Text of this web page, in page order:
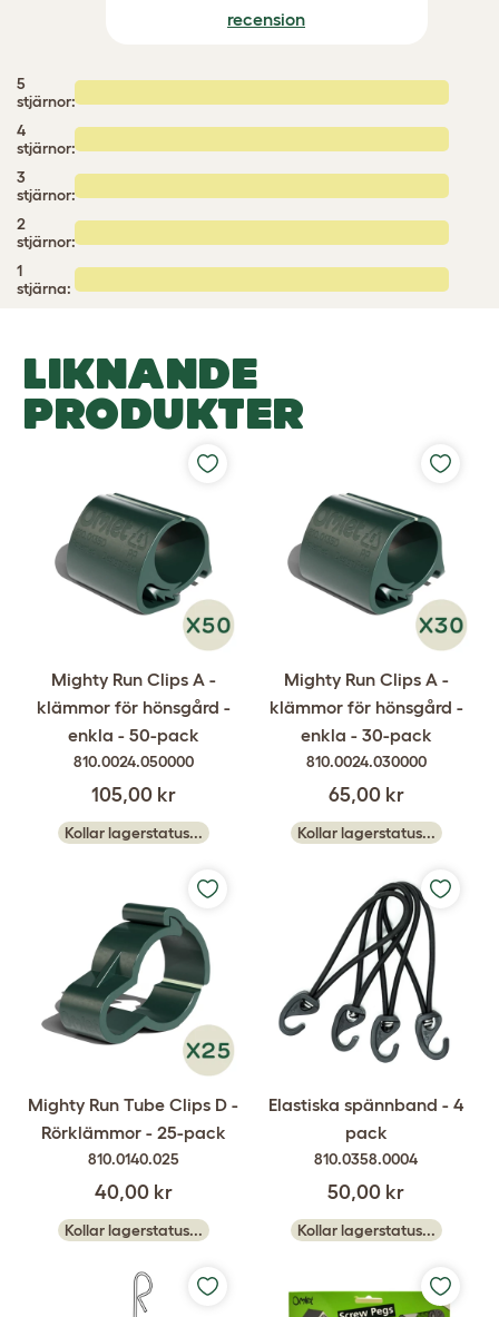
recension
5
stjärnor:
4
stjärnor:
3
stjärnor:
2
stjärnor:
1
stjärna:
LIKNANDE
PRODUKTER
Mighty Run Clips A -
klämmor för hönsgård -
enkla - 50-pack
810.0024.050000
105,00 kr
Kollar lagerstatus...
Mighty Run Clips A -
klämmor för hönsgård -
enkla - 30-pack
810.0024.030000
65,00 kr
Kollar lagerstatus...
Mighty Run Tube Clips D -
Rörklämmor - 25-pack
810.0140.025
40,00 kr
Kollar lagerstatus...
Elastiska spännband - 4
pack
810.0358.0004
50,00 kr
Kollar lagerstatus...